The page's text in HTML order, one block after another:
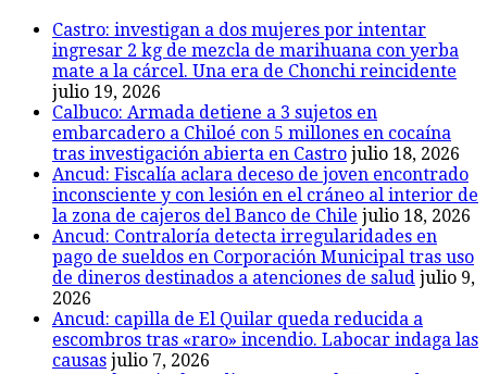
Castro: investigan a dos mujeres por intentar
ingresar 2 kg de mezcla de marihuana con yerba
mate a la cárcel. Una era de Chonchi reincidente
julio 19, 2026
Calbuco: Armada detiene a 3 sujetos en
embarcadero a Chiloé con 5 millones en cocaína
tras investigación abierta en Castro julio 18, 2026
Ancud: Fiscalía aclara deceso de joven encontrado
inconsciente y con lesión en el cráneo al interior de
la zona de cajeros del Banco de Chile julio 18, 2026
Ancud: Contraloría detecta irregularidades en
pago de sueldos en Corporación Municipal tras uso
de dineros destinados a atenciones de salud julio 9,
2026
Ancud: capilla de El Quilar queda reducida a
escombros tras «raro» incendio. Labocar indaga las
causas julio 7, 2026